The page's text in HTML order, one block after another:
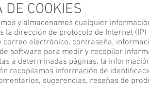
DE COOKIES
y almacenamos cualquier
la dirección de protocolo de Internet
correo electrónico, contraseña,
software para medir y recopilar
a determinadas páginas, la
recopilamos información de
sugerencias, reseñas de